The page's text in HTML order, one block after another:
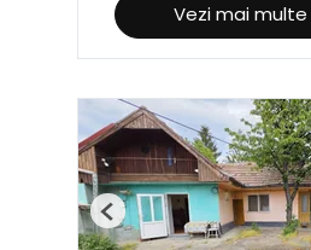
Vezi mai
Previous